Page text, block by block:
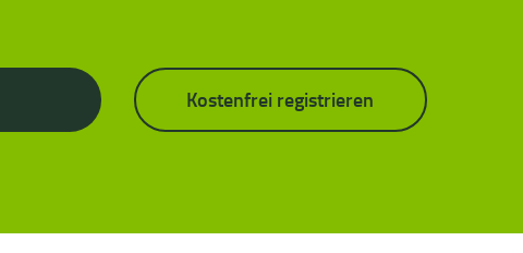
Kostenfrei registrieren